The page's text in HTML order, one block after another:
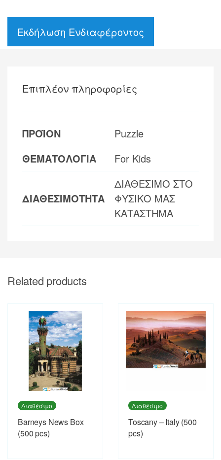
Εκδήλωση Ενδιαφέροντος
Επιπλέον πληροφορίες
ΠΡΟΪΟΝ
Puzzle
ΘΕΜΑΤΟΛΟΓΙΑ
For Kids
ΔΙΑΘΕΣΙΜΟΤΗΤΑ
ΔΙΑΘΕΣΙΜΟ ΣΤΟ
ΦΥΣΙΚΟ ΜΑΣ
ΚΑΤΑΣΤΗΜΑ
Related products
Διαθέσιμο
Barneys News Box
(500 pcs)
Διαθέσιμο
Toscany – Italy (500
pcs)